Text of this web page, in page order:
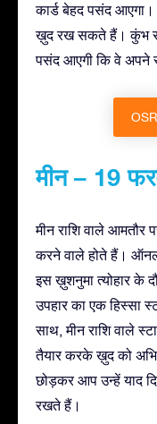
कार्ड बेहद पसंद
ख़ुद रख सकते हैं। कुंभ
पसंद आएगी कि वे अपने
मीन – 19
मीन राशि वाले
करने वाले होते हैं।
इस ख़ुशनुमा त्योहार के
उपहार का एक हिस्सा
साथ, मीन राशि वाले
तैयार करके ख़ुद को
छोड़कर आप उन्हें याद
रखते हैं।